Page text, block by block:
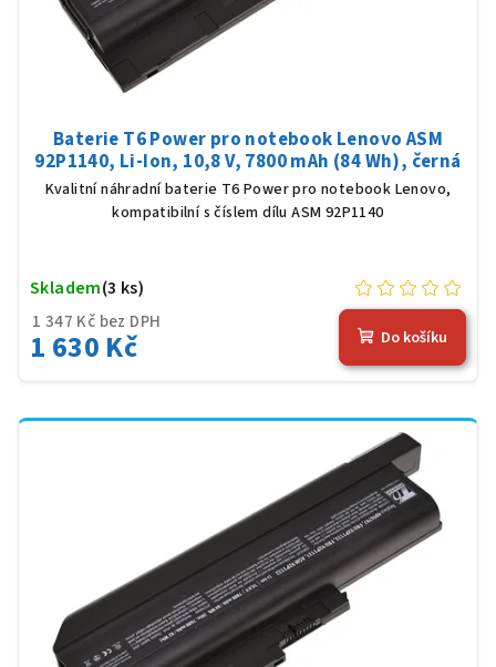
Baterie T6 Power pro notebook Lenovo ASM
92P1140, Li-Ion, 10,8 V, 7800 mAh (84 Wh), černá
Kvalitní náhradní baterie T6 Power pro notebook Lenovo,
kompatibilní s číslem dílu ASM 92P1140
1 347 Kč bez DPH
1 630 Kč
Skladem(3 ks)
Do košíku